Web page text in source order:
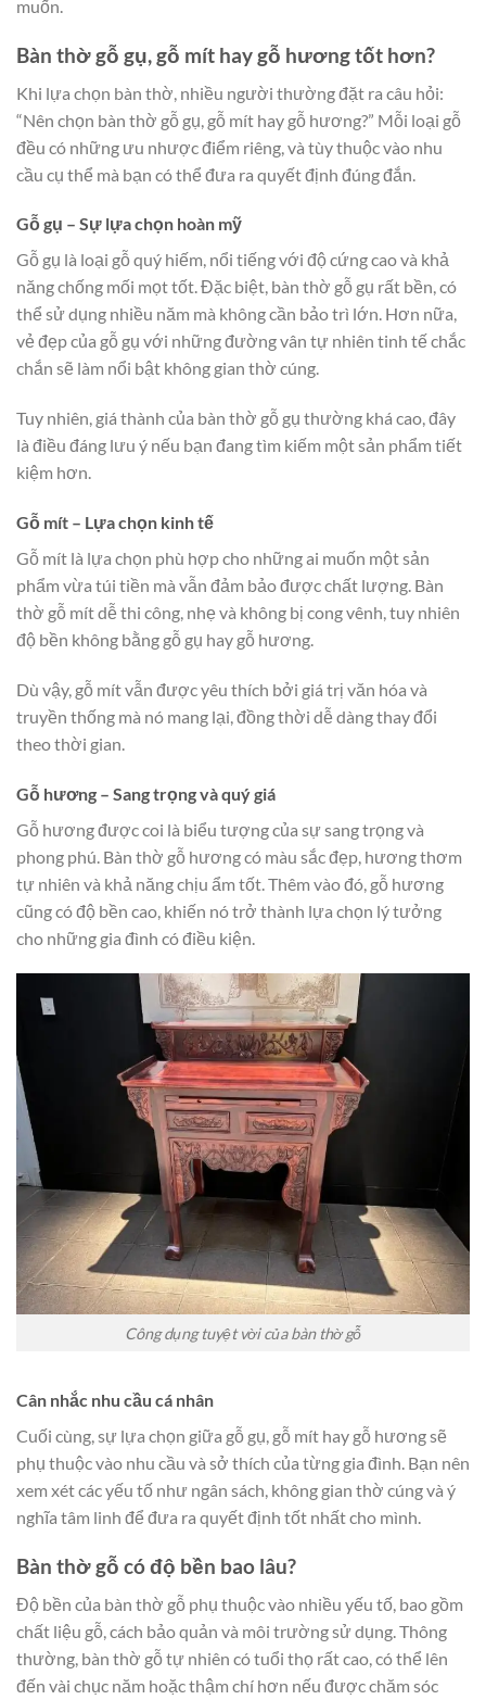
muốn.
Bàn thờ gỗ gụ, gỗ mít hay gỗ hương tốt hơn?
Khi lựa chọn bàn thờ, nhiều người thường đặt ra câu hỏi:
“Nên chọn bàn thờ gỗ gụ, gỗ mít hay gỗ hương?” Mỗi loại gỗ
đều có những ưu nhược điểm riêng, và tùy thuộc vào nhu
cầu cụ thể mà bạn có thể đưa ra quyết định đúng đắn.
Gỗ gụ – Sự lựa chọn hoàn mỹ
Gỗ gụ là loại gỗ quý hiếm, nổi tiếng với độ cứng cao và khả
năng chống mối mọt tốt. Đặc biệt, bàn thờ gỗ gụ rất bền, có
thể sử dụng nhiều năm mà không cần bảo trì lớn. Hơn nữa,
vẻ đẹp của gỗ gụ với những đường vân tự nhiên tinh tế chắc
chắn sẽ làm nổi bật không gian thờ cúng.
Tuy nhiên, giá thành của bàn thờ gỗ gụ thường khá cao, đây
là điều đáng lưu ý nếu bạn đang tìm kiếm một sản phẩm tiết
kiệm hơn.
Gỗ mít – Lựa chọn kinh tế
Gỗ mít là lựa chọn phù hợp cho những ai muốn một sản
phẩm vừa túi tiền mà vẫn đảm bảo được chất lượng. Bàn
thờ gỗ mít dễ thi công, nhẹ và không bị cong vênh, tuy nhiên
độ bền không bằng gỗ gụ hay gỗ hương.
Dù vậy, gỗ mít vẫn được yêu thích bởi giá trị văn hóa và
truyền thống mà nó mang lại, đồng thời dễ dàng thay đổi
theo thời gian.
Gỗ hương – Sang trọng và quý giá
Gỗ hương được coi là biểu tượng của sự sang trọng và
phong phú. Bàn thờ gỗ hương có màu sắc đẹp, hương thơm
tự nhiên và khả năng chịu ẩm tốt. Thêm vào đó, gỗ hương
cũng có độ bền cao, khiến nó trở thành lựa chọn lý tưởng
cho những gia đình có điều kiện.
Công dụng tuyệt vời của bàn thờ gỗ
Cân nhắc nhu cầu cá nhân
Cuối cùng, sự lựa chọn giữa gỗ gụ, gỗ mít hay gỗ hương sẽ
phụ thuộc vào nhu cầu và sở thích của từng gia đình. Bạn nên
xem xét các yếu tố như ngân sách, không gian thờ cúng và ý
nghĩa tâm linh để đưa ra quyết định tốt nhất cho mình.
Bàn thờ gỗ có độ bền bao lâu?
Độ bền của bàn thờ gỗ phụ thuộc vào nhiều yếu tố, bao gồm
chất liệu gỗ, cách bảo quản và môi trường sử dụng. Thông
thường, bàn thờ gỗ tự nhiên có tuổi thọ rất cao, có thể lên
đến vài chục năm hoặc thậm chí hơn nếu được chăm sóc